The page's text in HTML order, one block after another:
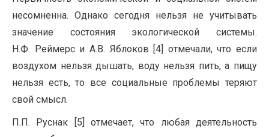
несомненна. Однако сегодня нельзя не учитывать
значение состояния экологической системы.
Н.Ф. Реймерс и А.В. Яблоков [4] отмечали, что если
воздухом нельзя дышать, воду нельзя пить, а пищу
нельзя есть, то все социальные проблемы теряют
свой смысл.
П.П. Руснак [5] отмечает, что любая деятельность